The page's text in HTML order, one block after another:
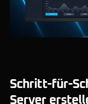
Schritt-für-
Server